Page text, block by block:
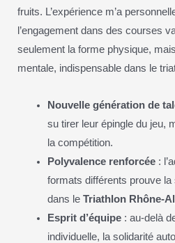
fruits. L’expérience m’a
l’engagement dans des courses
seulement la forme physique,
mentale, indispensable dans le
Nouvelle génération de
su tirer leur épingle du jeu,
la compétition.
Polyvalence renforcée :
formats différents prouve la
dans leTriathlon Rhône-
Esprit d’équipe : au-delà
individuelle, la solidarité